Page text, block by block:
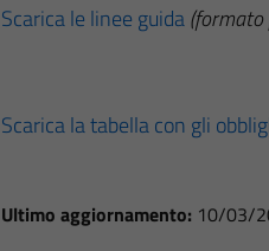
Scarica le linee guida(formato
Scarica la tabella con gli
Ultimo aggiornamento: 10/03/